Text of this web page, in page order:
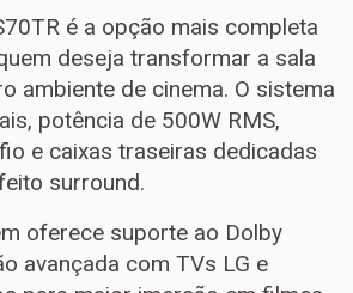
é a opção mais completa
deseja transformar a sala
ambiente de cinema. O sistema
potência de 500W RMS,
e caixas traseiras dedicadas
surround.
oferece suporte ao Dolby
avançada com TVs LG e